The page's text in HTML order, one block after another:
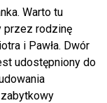
Warto tu
przez rodzinę
i Pawła. Dwór
udostępniony do